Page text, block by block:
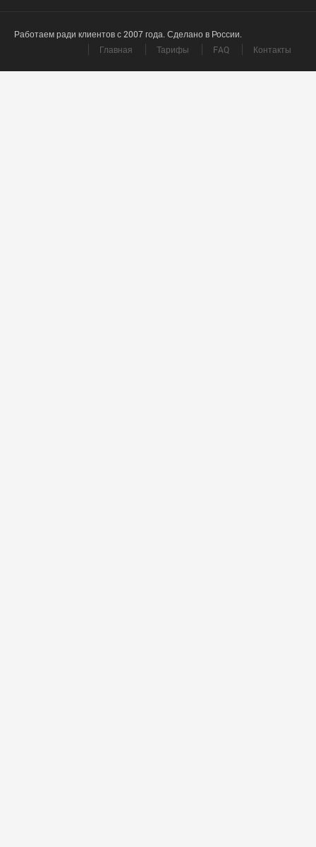
Работаем ради клиентов с 2007 года. Сделано в России.
Главная
Тарифы FAQ Контакты